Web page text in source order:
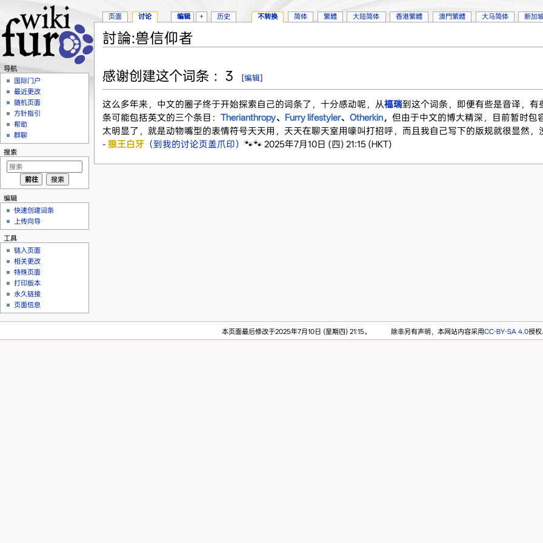
討論:兽信仰者
感谢创建这个词条 ：3 [编辑]
这么多年来，中文的圈子终于开始探索自己的词条了，十分感动呢，从福瑞到这个词条，即便有些是音译，
条可能包括英文的三个条目： Therianthropy、 Furry lifestyler、 Otherkin， 但由于中文的博大精深，目前暂时包
太明显了，就是动物嘴型的表情符号天天用，天天在聊天室用嚎叫打招呼，而且我自己写下的版规就很显然
- 狼王白牙（到我的讨论页盖爪印） 🐾🐾 2025年7月10日 (四) 21:15 (HKT)
页面 讨论 编辑 + 历史 不转换 简体 繁體 大陆简体 香港繁體 澳門繁體 大马简体 新加
导航
国际门户
最近更改
随机页面
方针指引
帮助
群聊
搜索
编辑
快速创建词条
上传向导
工具
链入页面
相关更改
特殊页面
打印版本
永久链接
页面信息
本页面最后修改于2025年7月10日 (星期四) 21:15。 除非另有声明，本网站内容采用CC-BY-SA 4.0授权